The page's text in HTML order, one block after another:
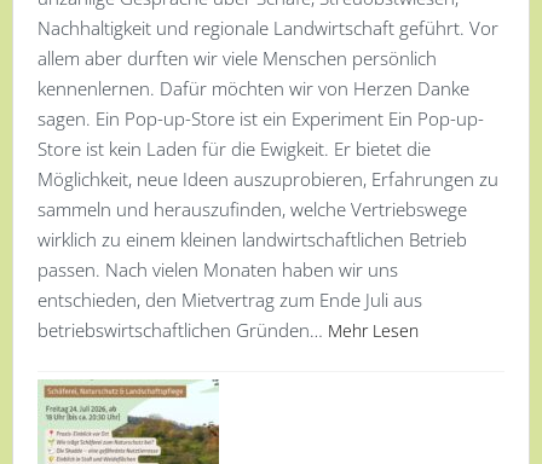
Nachhaltigkeit und regionale Landwirtschaft geführt. Vor
allem aber durften wir viele Menschen persönlich
kennenlernen. Dafür möchten wir von Herzen Danke
sagen. Ein Pop-up-Store ist ein Experiment Ein Pop-up-
Store ist kein Laden für die Ewigkeit. Er bietet die
Möglichkeit, neue Ideen auszuprobieren, Erfahrungen zu
sammeln und herauszufinden, welche Vertriebswege
wirklich zu einem kleinen landwirtschaftlichen Betrieb
passen. Nach vielen Monaten haben wir uns
entschieden, den Mietvertrag zum Ende Juli aus
betriebswirtschaftlichen Gründen… Mehr Lesen